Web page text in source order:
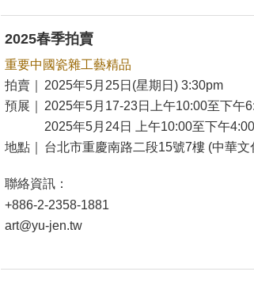
2025春季拍賣
重要中國瓷雜工藝精品
拍賣｜
2025年5月25日(星期日) 3:30pm
預展｜
2025年5月17-23日上午10:00至下午
2025年5月24日 上午10:00至下午4:00
地點｜
台北市重慶南路二段15號7樓 (中華文
聯絡資訊：
+886-2-2358-1881
art@yu-jen.tw